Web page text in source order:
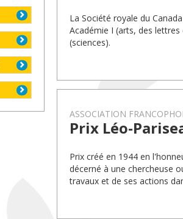
La Société royale du
Académie I (arts, des
(sciences).
ASSOCIATION
Prix Léo-
Prix créé en 1944 en
décerné à une chercheuse
travaux et de ses actions